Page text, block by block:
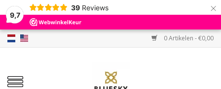
9,7
39 Reviews ×
0 Artikelen - €0,00
Home
Kleuren